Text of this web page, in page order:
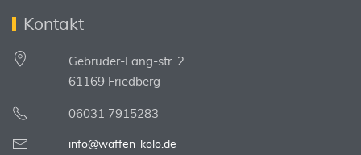
Kontakt
Gebrüder-Lang-str. 2
61169 Friedberg
06031 7915283
info@waffen-kolo.de